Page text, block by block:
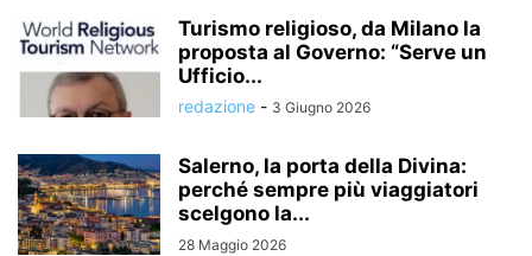
Turismo religioso, da Milano la
proposta al Governo: “Serve un
Ufficio...
redazione - 3 Giugno 2026
Salerno, la porta della Divina:
perché sempre più viaggiatori
scelgono la...
28 Maggio 2026